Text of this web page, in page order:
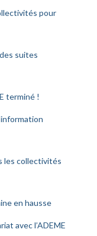
pour
suites
terminé !
les collectivités
en hausse
avec l’ADEME